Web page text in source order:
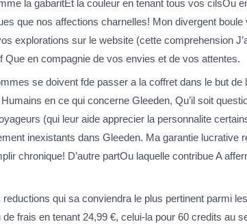
la gabaritEt la couleur en tenant tous vos cilsOu
que nos affections charnelles! Mon divergent
explorations sur le website (cette comprehension
Que en compagnie de vos envies et de vos attentes.
se doivent fde passer a la coffret dans le but de
en ce qui concerne Gleeden, Qu’il soit
(qui leur aide apprecier la personnalite
inexistants dans Gleeden. Ma garantie lucrative
chronique! D’autre partOu laquelle contribue A
qui sa conviendra le plus pertinent parmi
frais en tenant 24,99 €, celui-la pour 60 credits au